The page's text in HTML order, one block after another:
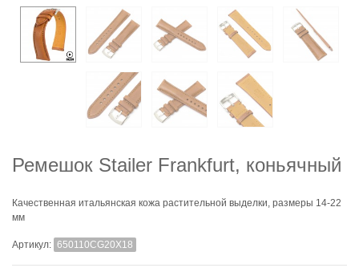
Ремешок Stailer Frankfurt, коньячный
Качественная итальянская кожа растительной выделки, размеры 14-22
мм
Артикул: 650110CG20X18